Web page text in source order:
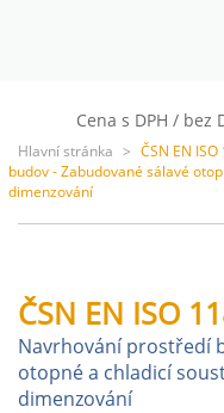
Cena s DPH / bez
Hlavní stránka > ČSN EN
budov - Zabudované sálavé
dimenzování
ČSN EN ISO
Navrhování prostředí
otopné a chladicí
dimenzování